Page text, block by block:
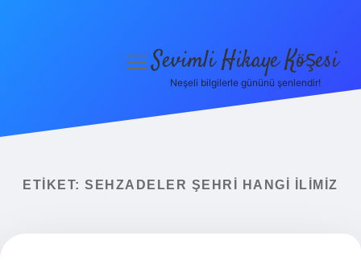
Yasal Uyarı
menüyüSevimli Hikaye Köşesi
Neşeli bilgilerle gününü şenlendir!
ETIKET: SEHZADELER ŞEHRI HANGI ILIMIZ